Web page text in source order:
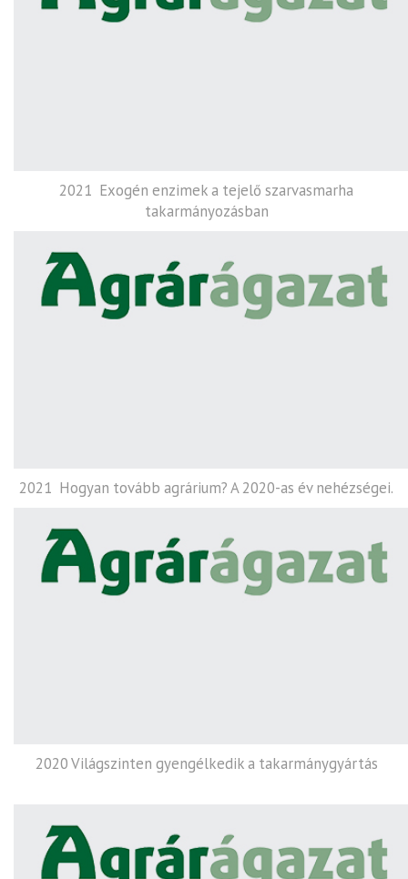
2021 Exogén enzimek a tejelő szarvasmarha
takarmányozásban
2021 Hogyan tovább agrárium? A 2020-as év nehézségei.
2020 Világszinten gyengélkedik a takarmánygyártás